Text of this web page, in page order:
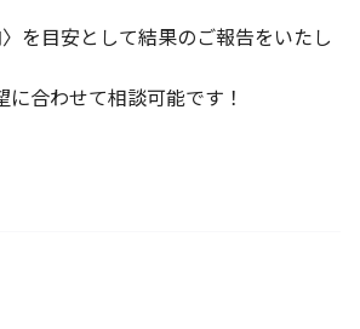
を目安として結果のご報告をいたし
合わせて相談可能です！